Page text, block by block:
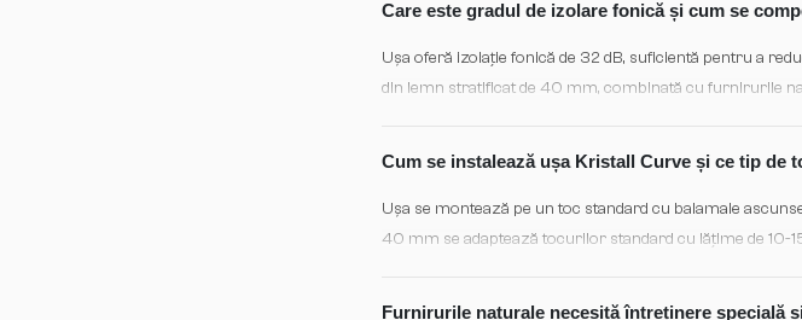
Care este gradul de izolare fonică și cum se
Ușa oferă izolație fonică de 32 dB, suficientă pentru a
din lemn stratificat de 40 mm, combinată cu furnirurile
Cum se instalează ușa Kristall Curve și ce tip de
Ușa se montează pe un toc standard cu balamale
40 mm se adaptează tocurilor standard cu lățime de 10-
Furnirurile naturale necesită întreținere specială